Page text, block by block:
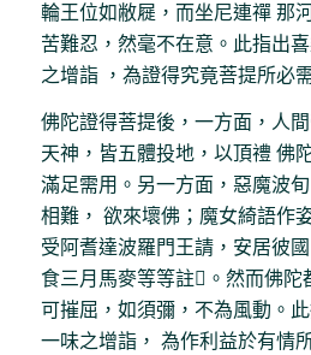
輪王位如敝屣，而坐尼連禪 那
苦難忍，然毫不在意。此指出
之增詣 ，為證得究竟菩提所必
佛陀證得菩提後，一方面，人
天神，皆五體投地，以頂禮 佛
滿足需用。另一方面，惡魔波
相難， 欲來壞佛；魔女綺語作
受阿耆達波羅門王請，安居彼
食三月馬麥等等註。然而佛陀
可摧屈，如須彌，不為風動。
一味之增詣， 為作利益於有情